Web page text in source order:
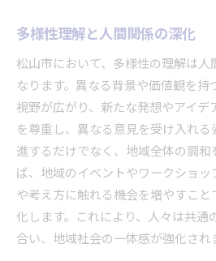
地域活性化に必要な交流の
安心感を提供する人間関
地域の課題解決に向けた
人権尊重が人間関係に与える
多様性を尊重する社会が
人権意識が醸成する公正
教育が人権意識向上に果
差別をなくすための地域
人権尊重が生む信頼関係
多様性理解と人間関係の深化
松山市において、多様性の理解は
なります。異なる背景や価値観を持
視野が広がり、新たな発想やアイデ
を尊重し、異なる意見を受け入れ
進するだけでなく、地域全体の調
ば、地域のイベントやワークショ
や考え方に触れる機会を増やすこ
化します。これにより、人々は共通
合い、地域社会の一体感が強化され